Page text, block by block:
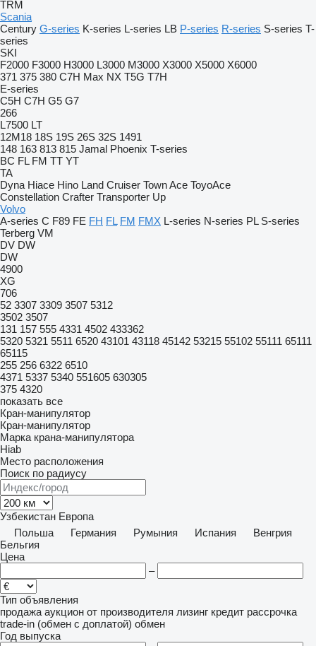
TRM
Scania
Century G-series K-series L-series LB P-series R-series S-series T-
series
SKI
F2000 F3000 H3000 L3000 M3000 X3000 X5000 X6000
371 375 380 C7H Max NX T5G T7H
E-series
C5H C7H G5 G7
266
L7500 LT
12M18 18S 19S 26S 32S 1491
148 163 813 815 Jamal Phoenix T-series
BC FL FM TT YT
TA
Dyna Hiace Hino Land Cruiser Town Ace ToyoAce
Constellation Crafter Transporter Up
Volvo
A-series C F89 FE FH FL FM FMX L-series N-series PL S-series
Terberg VM
DV DW
DW
4900
XG
706
52 3307 3309 3507 5312
3502 3507
131 157 555 4331 4502 433362
5320 5321 5511 6520 43101 43118 45142 53215 55102 55111 65111
65115
255 256 6322 6510
4371 5337 5340 551605 630305
375 4320
показать все
Кран-манипулятор
Кран-манипулятор
Марка крана-манипулятора
Hiab
Место расположения
Поиск по радиусу
Узбекистан Европа
Польша
Германия Румыния Испания
Венгрия
Бельгия
Цена
–
Тип объявления
продажа аукцион от производителя лизинг кредит рассрочка
trade-in (обмен с доплатой) обмен
Год выпуска